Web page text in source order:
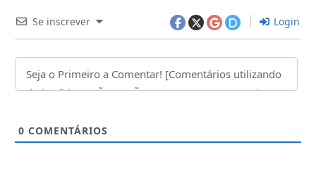
Se inscrever Login
0 COMENTÁRIOS